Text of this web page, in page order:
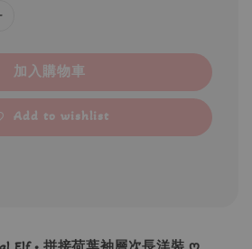
加入購物車
Add to wishlist